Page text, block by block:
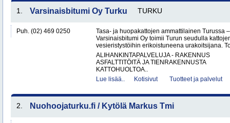
1. Varsinaisbitumi Oy Turku TURKU
Puh. (02) 469 0250
Tasa- ja huopakattojen ammattilainen Turussa
Varsinaisbitumi Oy toimii Turun seudulla
vesieristystöihin erikoistuneena urakoitsijana.
ALIHANKINTAPALVELUJA - RAKENNUS
ASFALTTITÖITÄ JA TIENRAKENNUSTA
KATTOHUOLTOA..
Lue lisää..
Kotisivut Tuotteet ja palvelut
2. Nuohoojaturku.fi / Kytölä Markus Tmi